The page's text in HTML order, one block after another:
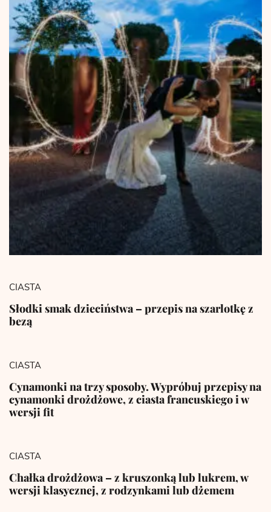
CIASTA
Słodki smak dzieciństwa – przepis na szarlotkę z
bezą
CIASTA
Cynamonki na trzy sposoby. Wypróbuj przepisy na
cynamonki drożdżowe, z ciasta francuskiego i w
wersji fit
CIASTA
Chałka drożdżowa – z kruszonką lub lukrem, w
wersji klasycznej, z rodzynkami lub dżemem